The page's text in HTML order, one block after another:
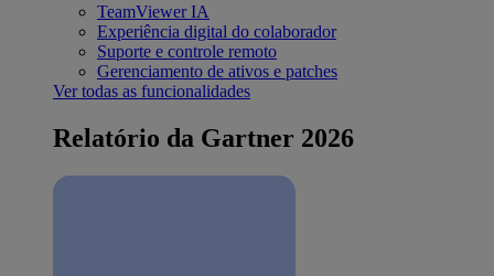
TeamViewer IA
Experiência digital do colaborador
Suporte e controle remoto
Gerenciamento de ativos e patches
Ver todas as funcionalidades
Relatório da Gartner 2026